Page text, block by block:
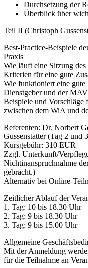
Durchsetzung der
Überblick über
Teil II (Christoph
Best-Practice-Beispiele
Praxis
Wie läuft eine Sitzung
Kriterien für eine gute
Wie funktioniert eine gute
Dienstgeber und der
Beispiele und Vorschläge
zwischen dem WiA und
Referenten: Dr. Norbert
Gussenstätter (Tag 2 und
Kursgebühr: 310 EUR
Zzgl. Unterkunft/
Nichtinanspruchnahme
gebracht.)
Alternativ bei Online-
Zeitlicher Ablauf der
1. Tag: 10 bis 18.30 Uhr
2. Tag: 9 bis 18.30 Uhr
3. Tag: 9 bis 15.00 Uhr
Allgemeine
Mit der Anmeldung
für die Teilnahme an